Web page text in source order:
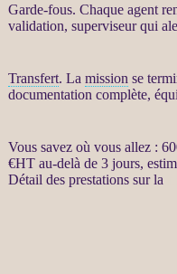
Garde-fous. Chaque agent
validation, superviseur qui
Transfert. La mission se
documentation complète,
Vous savez où vous allez :
€HTau-delà de 3 jours,
Détail des prestations sur la